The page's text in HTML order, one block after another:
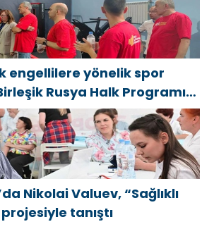
engellilere yönelik spor
Rusya Halk Programı
açıldı
Nikolai Valuev, “Sağlıklı
tanıştı